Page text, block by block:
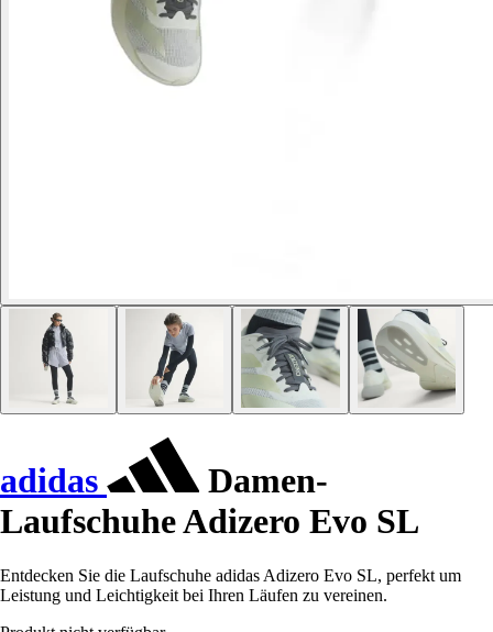
adidas
Damen-
Laufschuhe Adizero Evo SL
Entdecken Sie die Laufschuhe adidas Adizero Evo SL, perfekt um
Leistung und Leichtigkeit bei Ihren Läufen zu vereinen.